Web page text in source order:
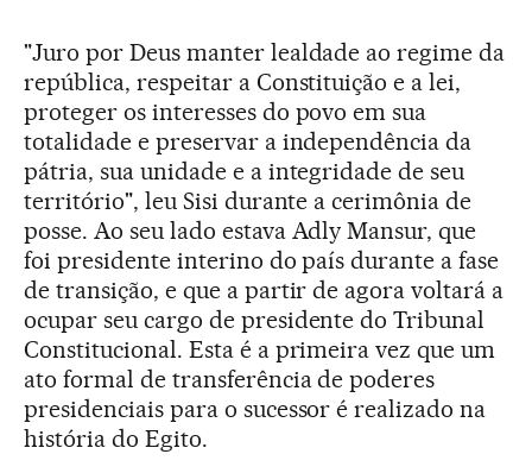
"Juro por Deus manter lealdade ao regime da
república, respeitar a Constituição e a lei,
proteger os interesses do povo em sua
totalidade e preservar a independência da
pátria, sua unidade e a integridade de seu
território", leu Sisi durante a cerimônia de
posse. Ao seu lado estava Adly Mansur, que
foi presidente interino do país durante a fase
de transição, e que a partir de agora voltará a
ocupar seu cargo de presidente do Tribunal
Constitucional. Esta é a primeira vez que um
ato formal de transferência de poderes
presidenciais para o sucessor é realizado na
história do Egito.